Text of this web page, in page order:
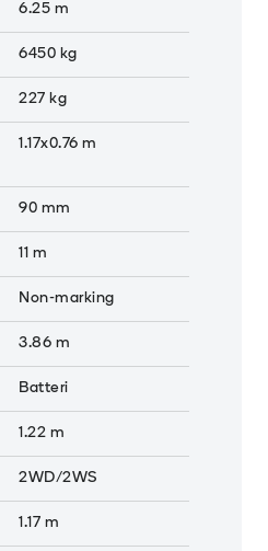
6.25 m
6450 kg
227 kg
1.17x0.76 m
90 mm
11 m
Non-marking
3.86 m
Batteri
1.22 m
2WD/2WS
1.17 m